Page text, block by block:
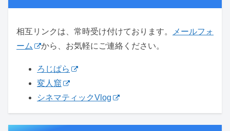
相互リンクは、常時受け付けております。
メールフォ
ーム
から、お気軽にご連絡ください。
ろじぱら
変人窟
シネマティックVlog